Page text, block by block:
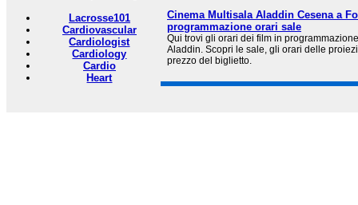
Lacrosse101
Cardiovascular
Cardiologist
Cardiology
Cardio
Heart
Cinema Multisala Aladdin Cesena a
programmazione orari sale
Qui trovi gli orari dei film in
Aladdin. Scopri le sale, gli orari delle
prezzo del biglietto.